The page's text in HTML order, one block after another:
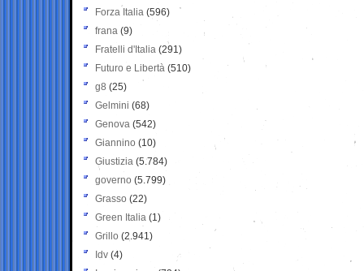
Forza Italia (596)
frana (9)
Fratelli d'Italia (291)
Futuro e Libertà (510)
g8 (25)
Gelmini (68)
Genova (542)
Giannino (10)
Giustizia (5.784)
governo (5.799)
Grasso (22)
Green Italia (1)
Grillo (2.941)
Idv (4)